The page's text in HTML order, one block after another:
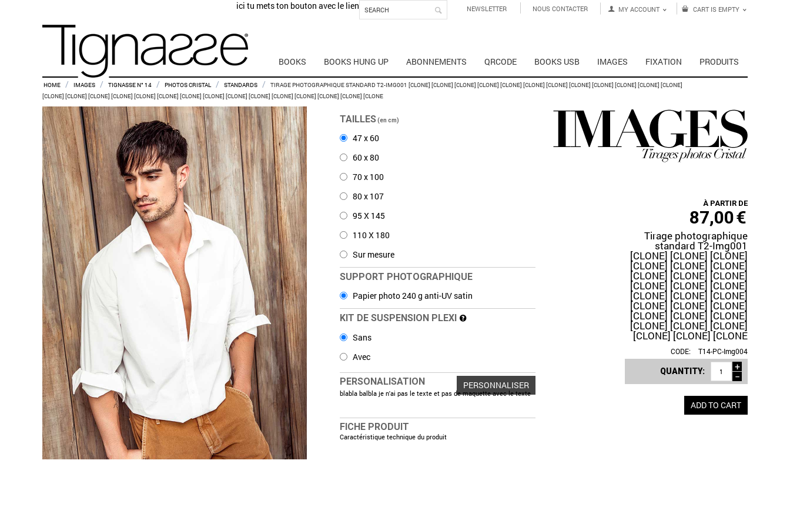
CART IS EMPTY
MY ACCOUNT
NEWSLETTER NOUS CONTACTER
ici tu mets ton bouton avec le lien
BOOKS BOOKS HUNG UP ABONNEMENTS QRCODE BOOKS USB IMAGES FIXATION PRODUITS
HOME / IMAGES / TIGNASSE N° 14 / PHOTOS CRISTAL / STANDARDS /
TIRAGE PHOTOGRAPHIQUE STANDARD T2-IMG001 [CLONE] [CLONE] [CLONE] [CLONE] [CLONE] [CLONE] [CLONE] [CLONE] [CLONE] [CLONE] [CLONE] [CLONE]
[CLONE] [CLONE] [CLONE] [CLONE] [CLONE] [CLONE] [CLONE] [CLONE] [CLONE] [CLONE] [CLONE] [CLONE] [CLONE] [CLONE] [CLONE
À PARTIR DE
87,00€
Tirage photographique
standard T2-Img001
[CLONE] [CLONE] [CLONE]
[CLONE] [CLONE] [CLONE]
[CLONE] [CLONE] [CLONE]
[CLONE] [CLONE] [CLONE]
[CLONE] [CLONE] [CLONE]
[CLONE] [CLONE] [CLONE]
[CLONE] [CLONE] [CLONE]
[CLONE] [CLONE] [CLONE]
[CLONE] [CLONE] [CLONE
CODE: T14-PC-Img004
QUANTITY:
+
−
ADD TO CART
TAILLES(en cm)
47 x 60
60 x 80
70 x 100
80 x 107
95 X 145
110 X 180
Sur mesure
SUPPORT PHOTOGRAPHIQUE
Papier photo 240 g anti-UV satin
KIT DE SUSPENSION PLEXI
Sans
Avec
PERSONALISATION PERSONNALISER
blabla balbla je n'ai pas le texte et pas de maquette avec le texte
FICHE PRODUIT
Caractéristique technique du produit